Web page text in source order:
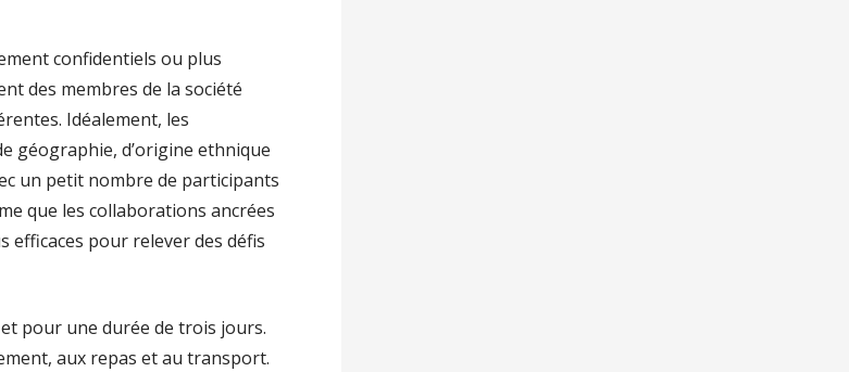
confidentiels ou plus
des membres de la société
Idéalement, les
géographie, d’origine ethnique
un petit nombre de participants
que les collaborations ancrées
efficaces pour relever des défis
pour une durée de trois jours.
aux repas et au transport.